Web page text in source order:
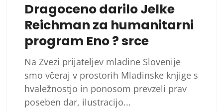
Dragoceno darilo Jelke
Reichman za humanitarni
program Eno ? srce
Na Zvezi prijateljev mladine Slovenije
smo včeraj v prostorih Mladinske knjige s
hvaležnostjo in ponosom prevzeli prav
poseben dar, ilustracijo...